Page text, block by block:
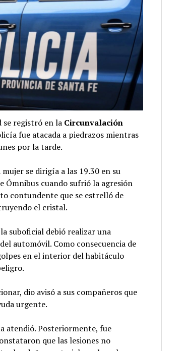
se registró en la Circunvalación
fue atacada a piedrazos mientras
por la tarde.
se dirigía a las 19.30 en su
Ómnibus cuando sufrió la agresión
contundente que se estrelló de
el cristal.
suboficial debió realizar una
automóvil. Como consecuencia de
en el interior del habitáculo
dio avisó a sus compañeros que
urgente.
atendió. Posteriormente, fue
que las lesiones no